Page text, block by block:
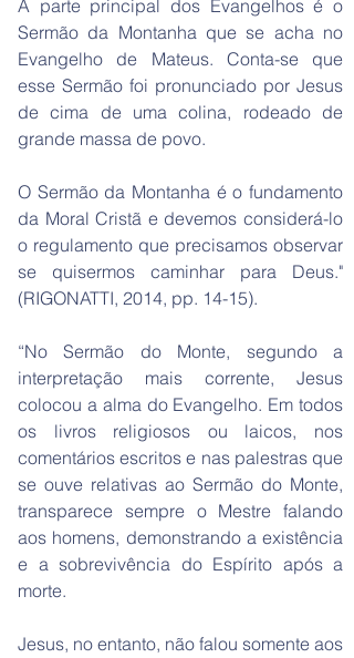
A parte principal dos Evangelhos é o
Sermão da Montanha que se acha no
Evangelho de Mateus. Conta-se que
esse Sermão foi pronunciado por Jesus
de cima de uma colina, rodeado de
grande massa de povo.
O Sermão da Montanha é o fundamento
da Moral Cristã e devemos considerá-lo
o regulamento que precisamos observar
se quisermos caminhar para Deus."
(RIGONATTI, 2014, pp. 14-15).
“No Sermão do Monte, segundo a
interpretação mais corrente, Jesus
colocou a alma do Evangelho. Em todos
os livros religiosos ou laicos, nos
comentários escritos e nas palestras que
se ouve relativas ao Sermão do Monte,
transparece sempre o Mestre falando
aos homens, demonstrando a existência
e a sobrevivência do Espírito após a
morte.
Jesus, no entanto, não falou somente aos